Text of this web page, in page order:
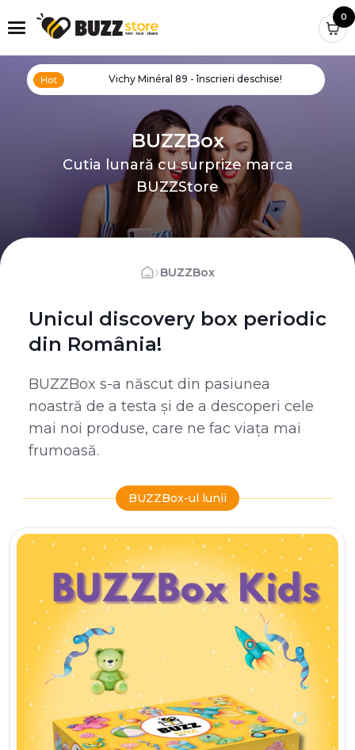
0
Vichy Minéral 89 - înscrieri deschise!
BUZZBox
Cutia lunară cu surprize marca
BUZZStore
›BUZZBox
Unicul discovery box periodic
din România!
BUZZBox s-a născut din pasiunea
noastră de a testa și de a descoperi cele
mai noi produse, care ne fac viața mai
frumoasă.
BUZZBox-ul lunii